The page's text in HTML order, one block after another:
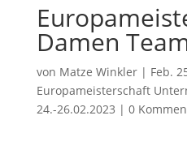
Damen
von Matze Winkler| Feb.
Europameisterschaft
24.-26.02.2023 | 0